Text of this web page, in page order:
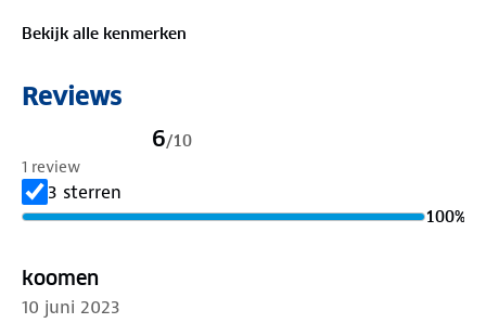
Bekijk alle kenmerken
Reviews
6/10
1 review
3 sterren
100%
koomen
10 juni 2023